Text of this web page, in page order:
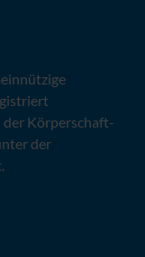
der Körperschaft-
der